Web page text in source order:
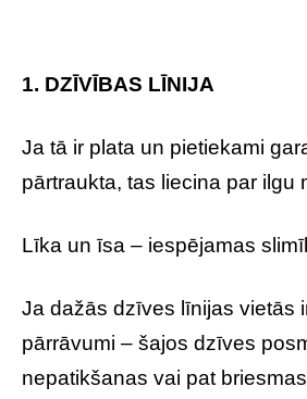
1. DZĪVĪBAS LĪNIJA
Ja tā ir plata un pietiekami
pārtraukta, tas liecina par ilgu
Līka un īsa – iespējamas
Ja dažās dzīves līnijas vietās
pārrāvumi – šajos dzīves
nepatikšanas vai pat